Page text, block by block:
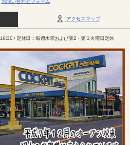
お問い合わせフォーム
アクセスマップ
/ 定休日：毎週水曜および第2・第３火曜日定休